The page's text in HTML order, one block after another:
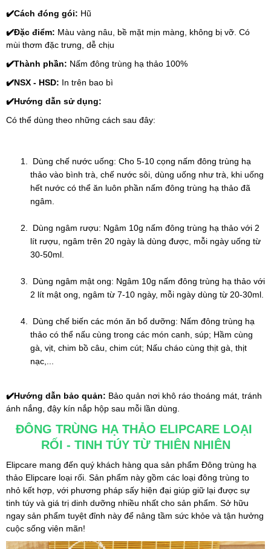
✔️Cách đóng gói: Hũ
✔️Đặc điểm: Màu vàng nâu, bề mặt mịn màng, không bị vỡ. Có
mùi thơm đặc trưng, dễ chịu
✔️Thành phần: Nấm đông trùng hạ thảo 100%
✔️NSX - HSD: In trên bao bì
✔️Hướng dẫn sử dụng:
Có thể dùng theo những cách sau đây:
Dùng chế nước uống: Cho 5-10 cọng nấm đông trùng hạ
thảo vào bình trà, chế nước sôi, dùng uống như trà, khi uống
hết nước có thể ăn luôn phần nấm đông trùng hạ thảo đã
ngâm.
Dùng ngâm rượu: Ngâm 10g nấm đông trùng hạ thảo với 2
lít rượu, ngâm trên 20 ngày là dùng được, mỗi ngày uống từ
30-50ml.
Dùng ngâm mật ong: Ngâm 10g nấm đông trùng hạ thảo với
2 lít mật ong, ngâm từ 7-10 ngày, mỗi ngày dùng từ 20-30ml.
Dùng chế biến các món ăn bổ dưỡng: Nấm đông trùng hạ
thảo có thể nấu cùng trong các món canh, súp; Hầm cùng
gà, vịt, chim bồ câu, chim cút; Nấu cháo cùng thịt gà, thịt
nạc,...
✔️Hướng dẫn bảo quản: Bảo quản nơi khô ráo thoáng mát, tránh
ánh nắng, đậy kín nắp hộp sau mỗi lần dùng.
ĐÔNG TRÙNG HẠ THẢO ELIPCARE LOẠI
RỐI - TINH TÚY TỪ THIÊN NHIÊN
Elipcare mang đến quý khách hàng qua sản phẩm Đông trùng hạ
thảo Elipcare loại rối. Sản phẩm này gồm các loại đông trùng to
nhỏ kết hợp, với phương pháp sấy hiện đại giúp giữ lại được sự
tinh túy và giá trị dinh dưỡng nhiều nhất cho sản phẩm. Sở hữu
ngay sản phẩm tuyệt đỉnh này để nâng tầm sức khỏe và tận hưởng
cuộc sống viên mãn!